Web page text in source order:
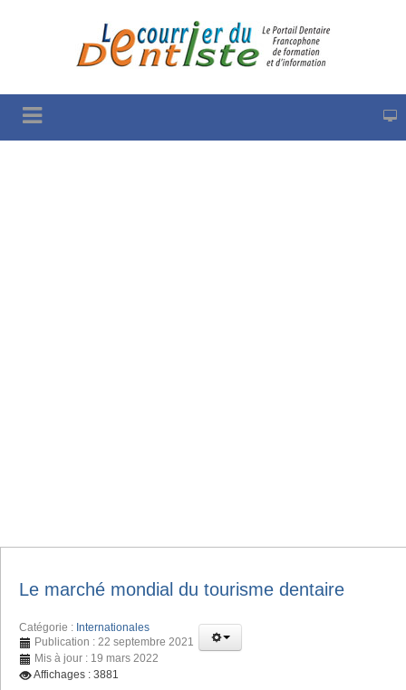
Le marché mondial du tourisme dentaire
Catégorie : Internationales
Publication : 22 septembre 2021
Mis à jour : 19 mars 2022
Affichages : 3881